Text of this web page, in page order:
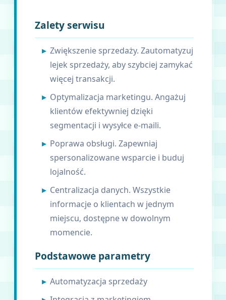
Zalety serwisu
Zwiększenie sprzedaży. Zautomatyzuj
lejek sprzedaży, aby szybciej zamykać
więcej transakcji.
Optymalizacja marketingu. Angażuj
klientów efektywniej dzięki
segmentacji i wysyłce e-maili.
Poprawa obsługi. Zapewniaj
spersonalizowane wsparcie i buduj
lojalność.
Centralizacja danych. Wszystkie
informacje o klientach w jednym
miejscu, dostępne w dowolnym
momencie.
Podstawowe parametry
Automatyzacja sprzedaży